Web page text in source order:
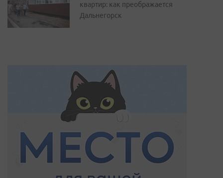
квартир: как преображается
Дальнегорск